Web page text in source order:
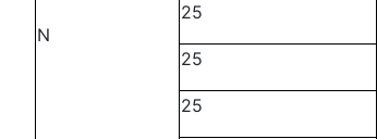
N
25
25
25